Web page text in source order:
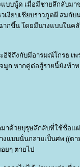
บบนู้ด เมื่อมีชายลึกลับมา
งียบเชียบราวภูตผี สมกับ
กขึ้น โดยมีนางแบบในคลั
ถึงกับมีอารมณ์โกรธ เพ
มูก หากคู่ต่อสู้รายนี้ยังท้า
มาด้วยบุรุษลึกลับที่ใช้ชื่อ
งแบบนั่นกลายเป็นศพ ((ต
ยๆ ตายไป